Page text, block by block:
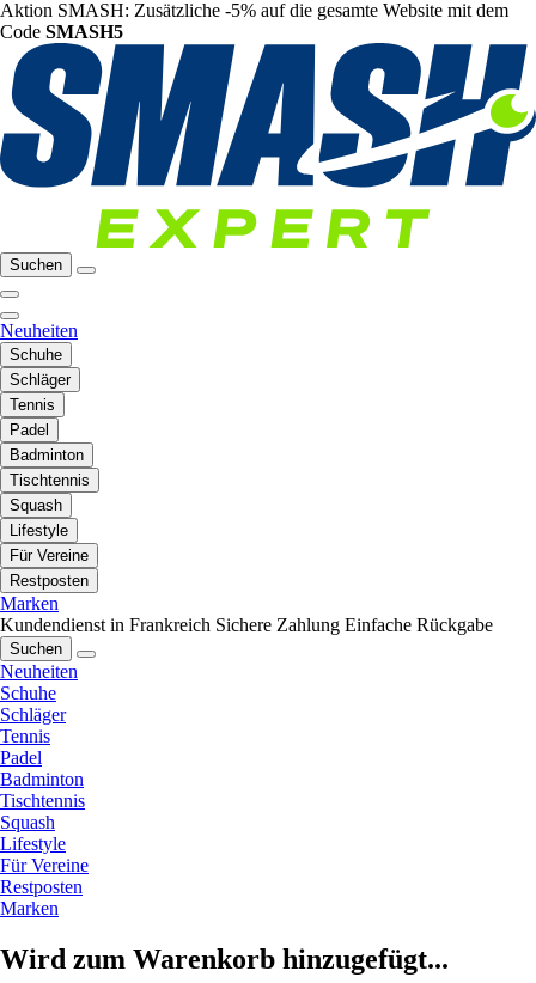
Aktion SMASH: Zusätzliche -5% auf die gesamte Website mit dem
Code SMASH5
Suchen
Neuheiten
Schuhe
Schläger
Tennis
Padel
Badminton
Tischtennis
Squash
Lifestyle
Für Vereine
Restposten
Marken
Kundendienst in Frankreich Sichere Zahlung Einfache Rückgabe
Suchen
Neuheiten
Schuhe
Schläger
Tennis
Padel
Badminton
Tischtennis
Squash
Lifestyle
Für Vereine
Restposten
Marken
Wird zum Warenkorb hinzugefügt...